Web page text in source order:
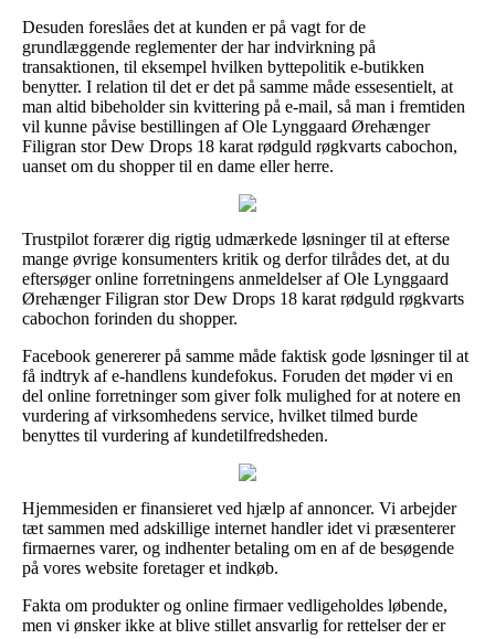
Desuden foreslåes det at kunden er på vagt for de
grundlæggende reglementer der har indvirkning på
transaktionen, til eksempel hvilken byttepolitik e-butikken
benytter. I relation til det er det på samme måde essesentielt, at
man altid bibeholder sin kvittering på e-mail, så man i fremtiden
vil kunne påvise bestillingen af Ole Lynggaard Ørehænger
Filigran stor Dew Drops 18 karat rødguld røgkvarts cabochon,
uanset om du shopper til en dame eller herre.
Trustpilot forærer dig rigtig udmærkede løsninger til at efterse
mange øvrige konsumenters kritik og derfor tilrådes det, at du
eftersøger online forretningens anmeldelser af Ole Lynggaard
Ørehænger Filigran stor Dew Drops 18 karat rødguld røgkvarts
cabochon forinden du shopper.
Facebook genererer på samme måde faktisk gode løsninger til at
få indtryk af e-handlens kundefokus. Foruden det møder vi en
del online forretninger som giver folk mulighed for at notere en
vurdering af virksomhedens service, hvilket tilmed burde
benyttes til vurdering af kundetilfredsheden.
Hjemmesiden er finansieret ved hjælp af annoncer. Vi arbejder
tæt sammen med adskillige internet handler idet vi præsenterer
firmaernes varer, og indhenter betaling om en af de besøgende
på vores website foretager et indkøb.
Fakta om produkter og online firmaer vedligeholdes løbende,
men vi ønsker ikke at blive stillet ansvarlig for rettelser der er